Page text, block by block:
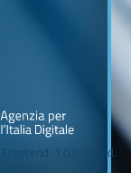
Frontend: 1.0.0 - build.